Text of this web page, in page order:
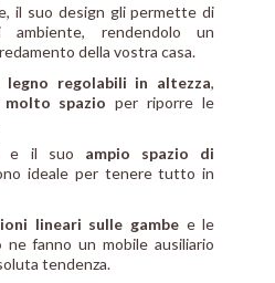
il suo design gli permette di
ambiente, rendendolo un
della vostra casa.
legno regolabili in altezza,
molto spazio per riporre le
e il suo ampio spazio di
ideale per tenere tutto in
lineari sulle gambe e le
ne fanno un mobile ausiliario
tendenza.